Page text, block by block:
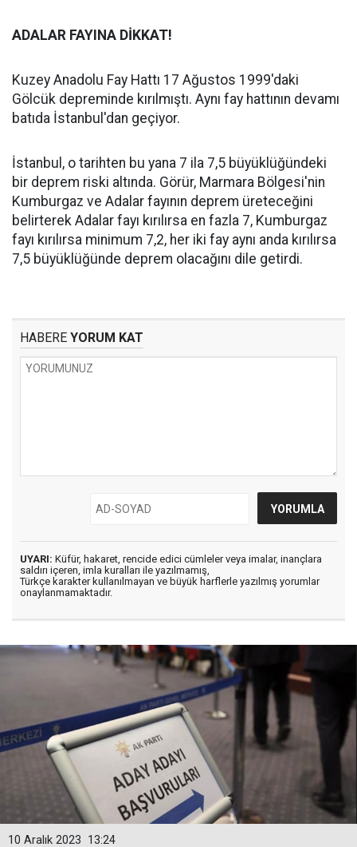
ADALAR FAYINA DİKKAT!
Kuzey Anadolu Fay Hattı 17 Ağustos 1999'daki
Gölcük depreminde kırılmıştı. Aynı fay hattının devamı
batıda İstanbul'dan geçiyor.
İstanbul, o tarihten bu yana 7 ila 7,5 büyüklüğündeki
bir deprem riski altında. Görür, Marmara Bölgesi'nin
Kumburgaz ve Adalar fayının deprem üreteceğini
belirterek Adalar fayı kırılırsa en fazla 7, Kumburgaz
fayı kırılırsa minimum 7,2, her iki fay aynı anda kırılırsa
7,5 büyüklüğünde deprem olacağını dile getirdi.
HABERE YORUM KAT
UYARI: Küfür, hakaret, rencide edici cümleler veya imalar, inançlara
saldırı içeren, imla kuralları ile yazılmamış,
Türkçe karakter kullanılmayan ve büyük harflerle yazılmış yorumlar
onaylanmamaktadır.
13:24
10 Aralık 2023